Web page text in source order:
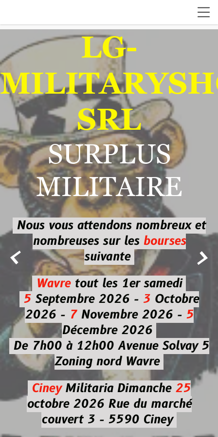
 
LG-
SRL
SURPLUS
MILITAIRE
Nous vous attendons nombreux et
nombreuses sur les bourses
suivante
Wavretout les 1er samedi
5Septembre 2026 - 3Octobre
2026 -7Novembre 2026 - 5
Décembre 2026
De 7h00 à 12h00 Avenue Solvay 5
Zoning nord Wavre
CineyMilitaria Dimanche 25
octobre 2026Rue du marché
couvert 3 - 5590 Ciney